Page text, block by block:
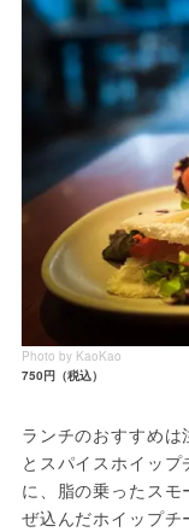
Photo by KaoKao
750円（税込）
ランチのおすすめ
とスパイスホイッ
に、脂の乗ったス
ぜ込んだホイップ